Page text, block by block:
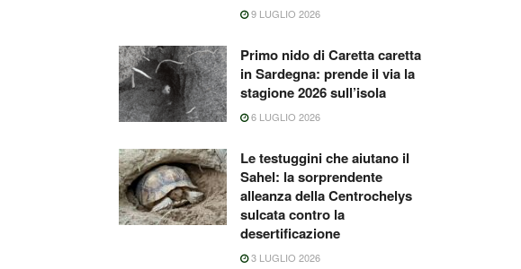
9 LUGLIO 2026
Primo nido di Caretta caretta
in Sardegna: prende il via la
stagione 2026 sull’isola
6 LUGLIO 2026
Le testuggini che aiutano il
Sahel: la sorprendente
alleanza della Centrochelys
sulcata contro la
desertificazione
3 LUGLIO 2026